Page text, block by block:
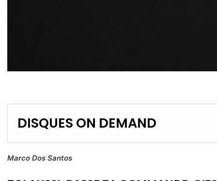
DISQUES ON DEMAND
Marco Dos Santos